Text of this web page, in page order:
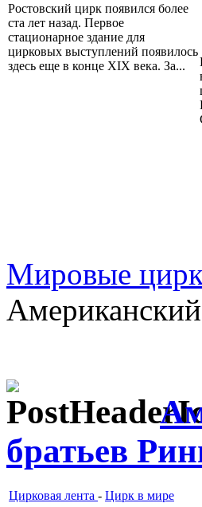
Ростовский цирк появился более
ста лет назад. Первое
стационарное здание для
цирковых выступлений появилось
здесь еще в конце XIX века. За...
Мировые
братьев
Цирковая лента - Цирк в мире